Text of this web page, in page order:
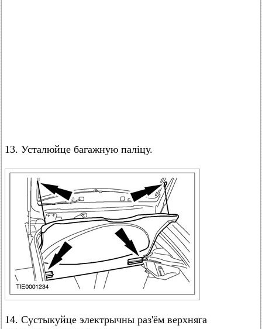
13. Усталюйце багажную паліцу.
14. Сустыкуйце электрычны раз'ём верхняга